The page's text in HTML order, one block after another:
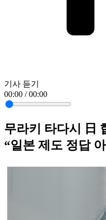
기사 듣기
00:00 / 00:00
무라키 타다시 日
“일본 제도 정답